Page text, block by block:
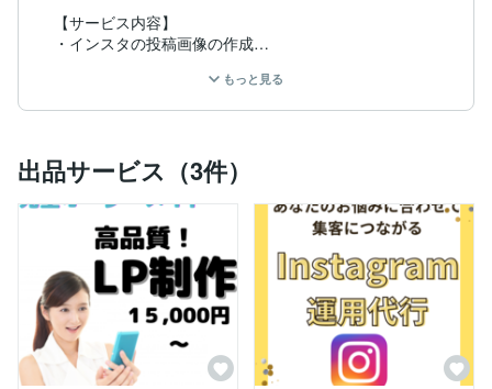
【サービス内容】
・インスタの投稿画像の作成
・修正回数は上限はありません。納得いただくまで何回
でも修正致します。お気軽にご相談ください。
・1枚からご購入いただけます。
【サービス購入の流れ】
ヒアリング(画像イメージ、納期等を確認いたします)
↓
初稿提出
↓
修正・確認
↓
納品
購入前にメッセージでのご相談をお願いしております。
もっと見る
出品サービス（3件）